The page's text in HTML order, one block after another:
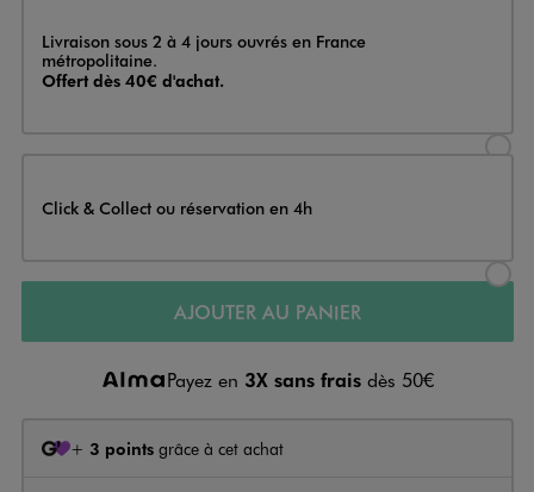
Livraison
Livraison sous 2 à 4 jours ouvrés en France
métropolitaine.
Offert dès 40€ d'achat.
Click & Collect ou réservation en 4h
AJOUTER AU PANIER
Payez en 3X sans frais dès 50€
+ 3 points grâce à cet achat